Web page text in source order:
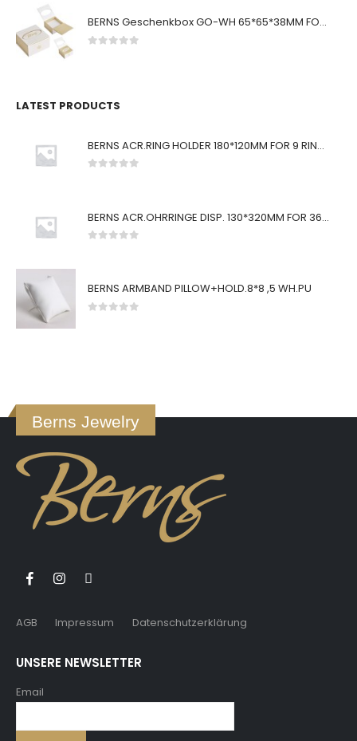
BERNS Geschenkbox GO-WH 65*65*38MM FOR SMALL SETS
LATEST PRODUCTS
BERNS ACR.RING HOLDER 180*120MM FOR 9 RINGS
BERNS ACR.OHRRINGE DISP. 130*320MM FOR 36 PAIRS
BERNS ARMBAND PILLOW+HOLD.8*8 ,5 WH.PU
Berns Jewelry
AGB Impressum Datenschutzerklärung
UNSERE NEWSLETTER
Email